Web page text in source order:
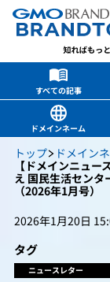
すべての記事
ドメインネーム
トップ ドメイン
【ドメインニュ
え 国民生活セン
（2026年1月号）
2026年1月20日
タグ
ニュースレター